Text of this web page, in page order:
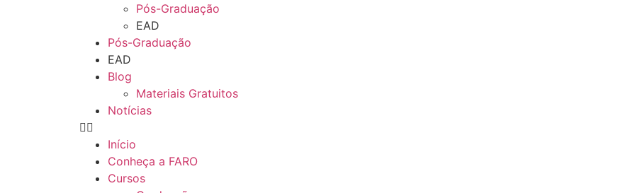
Pós-Graduação
EAD
Pós-Graduação
EAD
Blog
Materiais Gratuitos
Notícias
Início
Conheça a FARO
Cursos